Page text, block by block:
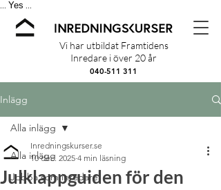
Yes
Vi har utbildat Framtidens
Inredare i över 20 år
040-511 311
Inlägg
Alla inlägg
Jobba som inredare
Alla inlägg
Julklappguiden för den
Inredningskurser.se
10 dec. 2025 4 min läsning